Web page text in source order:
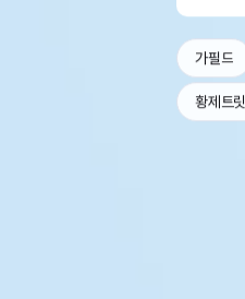
가필드
황제트릿